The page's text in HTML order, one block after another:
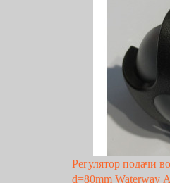
Регулятор подачи
d=80mm Waterway